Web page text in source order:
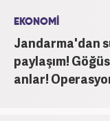
inanmakta ve
EKONOMİ
Jandarma'dan
paylaşım!
anlar!